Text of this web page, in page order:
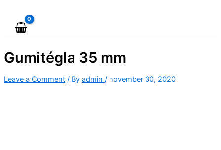
Gumitégla 35 mm
Leave a Comment / By admin / november 30, 2020